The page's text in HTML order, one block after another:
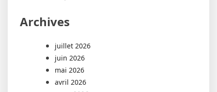
Archives
juillet 2026
juin 2026
mai 2026
avril 2026